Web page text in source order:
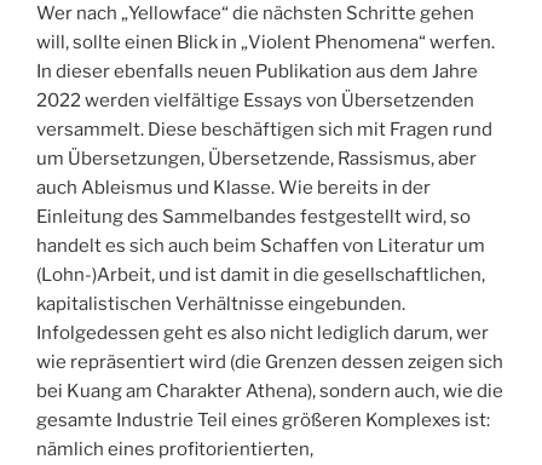
Wer nach „Yellowface“ die nächsten Schritte gehen
will, sollte einen Blick in „Violent Phenomena“ werfen.
In dieser ebenfalls neuen Publikation aus dem Jahre
2022 werden vielfältige Essays von Übersetzenden
versammelt. Diese beschäftigen sich mit Fragen rund
um Übersetzungen, Übersetzende, Rassismus, aber
auch Ableismus und Klasse. Wie bereits in der
Einleitung des Sammelbandes festgestellt wird, so
handelt es sich auch beim Schaffen von Literatur um
(Lohn-)Arbeit, und ist damit in die gesellschaftlichen,
kapitalistischen Verhältnisse eingebunden.
Infolgedessen geht es also nicht lediglich darum, wer
wie repräsentiert wird (die Grenzen dessen zeigen sich
bei Kuang am Charakter Athena), sondern auch, wie die
gesamte Industrie Teil eines größeren Komplexes ist:
nämlich eines profitorientierten,